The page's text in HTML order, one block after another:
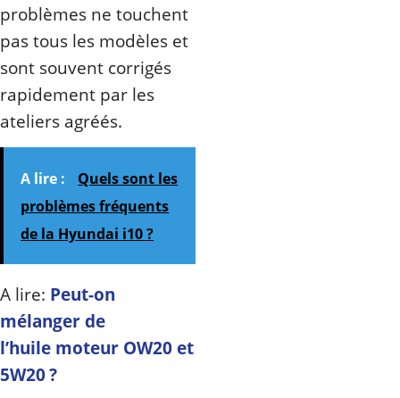
problèmes ne touchent
pas tous les modèles et
sont souvent corrigés
rapidement par les
ateliers agréés.
A lire :
Quels sont les
problèmes fréquents
de la Hyundai i10 ?
A lire: Peut-on
mélanger de
l’huile moteur OW20 et
5W20 ?